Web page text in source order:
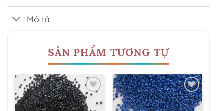
Mô tả
SẢN PHẨM TƯƠNG TỰ